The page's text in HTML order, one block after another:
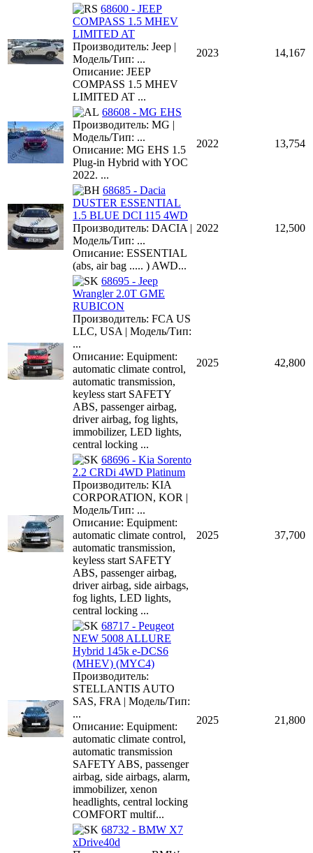
68600 - JEEP
COMPASS 1.5 MHEV
LIMITED AT
Производитель: Jeep |
Модель/Тип: ...
Описание: JEEP
COMPASS 1.5 MHEV
LIMITED AT ...
2023 14,167
68608 - MG EHS
Производитель: MG |
Модель/Тип: ...
Описание: MG EHS 1.5
Plug-in Hybrid with YOC
2022. ...
2022 13,754
68685 - Dacia
DUSTER ESSENTIAL
1.5 BLUE DCI 115 4WD
Производитель: DACIA |
Модель/Тип: ...
Описание: ESSENTIAL
(abs, air bag ..... ) AWD...
2022 12,500
68695 - Jeep
Wrangler 2.0T GME
RUBICON
Производитель: FCA US
LLC, USA | Модель/Тип:
...
Описание: Equipment:
automatic climate control,
automatic transmission,
keyless start SAFETY
ABS, passenger airbag,
driver airbag, fog lights,
immobilizer, LED lights,
central locking ...
2025 42,800
68696 - Kia Sorento
2.2 CRDi 4WD Platinum
Производитель: KIA
CORPORATION, KOR |
Модель/Тип: ...
Описание: Equipment:
automatic climate control,
automatic transmission,
keyless start SAFETY
ABS, passenger airbag,
driver airbag, side airbags,
fog lights, LED lights,
central locking ...
2025 37,700
68717 - Peugeot
NEW 5008 ALLURE
Hybrid 145k e-DCS6
(MHEV) (MYC4)
Производитель:
STELLANTIS AUTO
SAS, FRA | Модель/Тип:
...
Описание: Equipment:
automatic climate control,
automatic transmission
SAFETY ABS, passenger
airbag, side airbags, alarm,
immobilizer, xenon
headlights, central locking
COMFORT multif...
2025 21,800
68732 - BMW X7
xDrive40d